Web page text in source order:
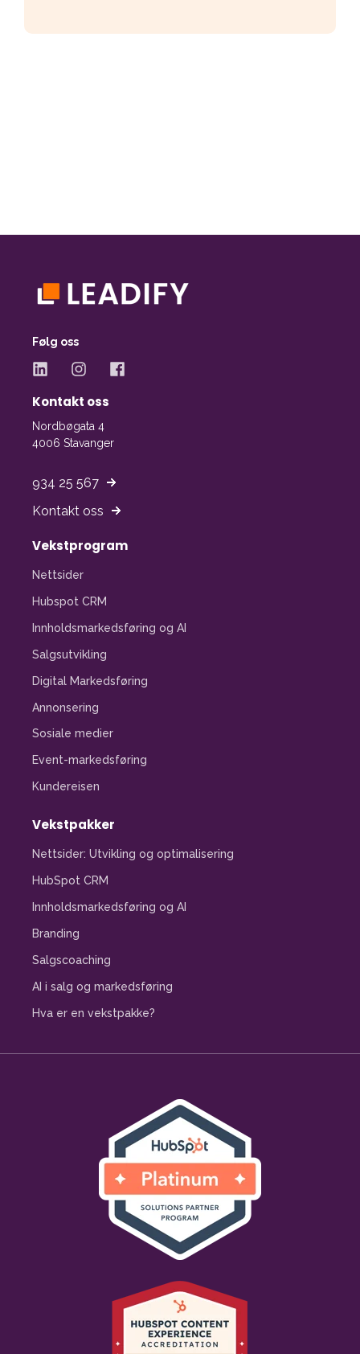
Følg oss
Kontakt oss
Nordbøgata 4
4006 Stavanger
934 25 567
Kontakt oss
Vekstprogram
Nettsider
Hubspot CRM
Innholdsmarkedsføring og AI
Salgsutvikling
Digital Markedsføring
Annonsering
Sosiale medier
Event-markedsføring
Kundereisen
Vekstpakker
Nettsider: Utvikling og optimalisering
HubSpot CRM
Innholdsmarkedsføring og AI
Branding
Salgscoaching
AI i salg og markedsføring
Hva er en vekstpakke?